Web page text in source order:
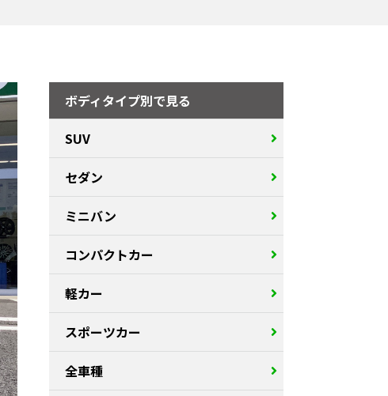
ボディタイプ別で見る
SUV
セダン
ミニバン
コンパクトカー
軽カー
スポーツカー
全車種